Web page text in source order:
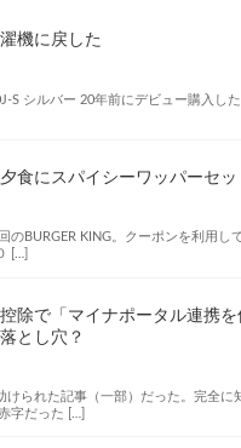
機に戻した
S シルバー 20年前にデビュー購入し
食にスパイシーワッパーセッ
のBURGER KING。クーポンを利用し
[…]
除で「マイナポータル連携を
とし穴？
けられた記事（一部）だった。完全に
字だった […]